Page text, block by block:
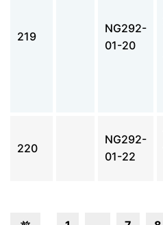
219
NG292-
01-20
220
NG292-
01-22